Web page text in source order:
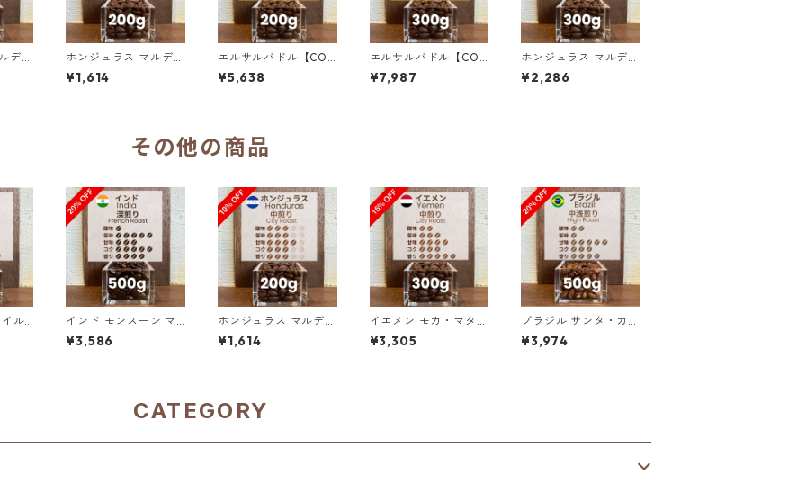
デ
ホンジュラス マルデ
ン・ロペス農園 SHG
サン・マヌエル 200g
¥1,614
エルサルバドル【COE
2025 8位】ロス・ナラ
ンホス農園 ナチュラ
¥5,638
エルサルバドル【COE
2025 8位】ロス・ナラ
ンホス農園 ナチュラ
¥7,987
ホンジュラス マルデ
ン・ロペス農園 SHG
サン・マヌエル 300g
¥2,286
その他の商品
ル
インド モンスーン マ
ラバール AA ディープ
カカオ 500g（100g
¥3,586
ホンジュラス マルデ
ン・ロペス農園 SHG
サン・マヌエル 200g
¥1,614
イエメン モカ・マタリ
アル・カマリア ナチュ
ラル 300g（100g単
¥3,305
ブラジル サンタ・カロ
リーナ農園 SFFC パイ
ナップル・ハニー 500
¥3,974
CATEGORY